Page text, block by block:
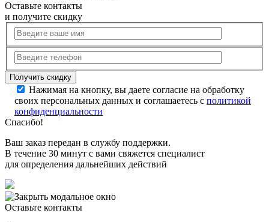
Оставьте контакты
и получите скидку
Нажимая на кнопку, вы даете согласие на обработку
своих персональных данных и соглашаетесь с политикой
конфиденциальности
Спасибо!
Ваш заказ передан в службу поддержки.
В течение 30 минут с вами свяжется специалист
для определения дальнейших действий
Оставьте контакты